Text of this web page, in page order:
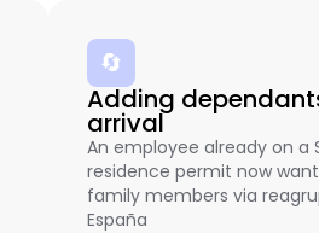
🔄
Adding
arrival
An employee already on a
residence permit now
family members via
España